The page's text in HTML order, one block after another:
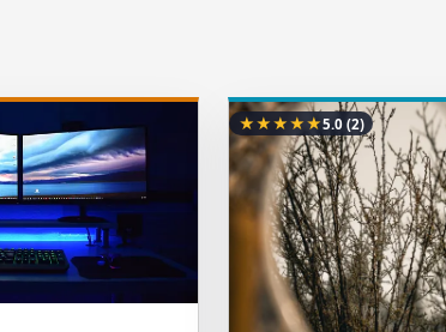
★★★★★5.0(2)